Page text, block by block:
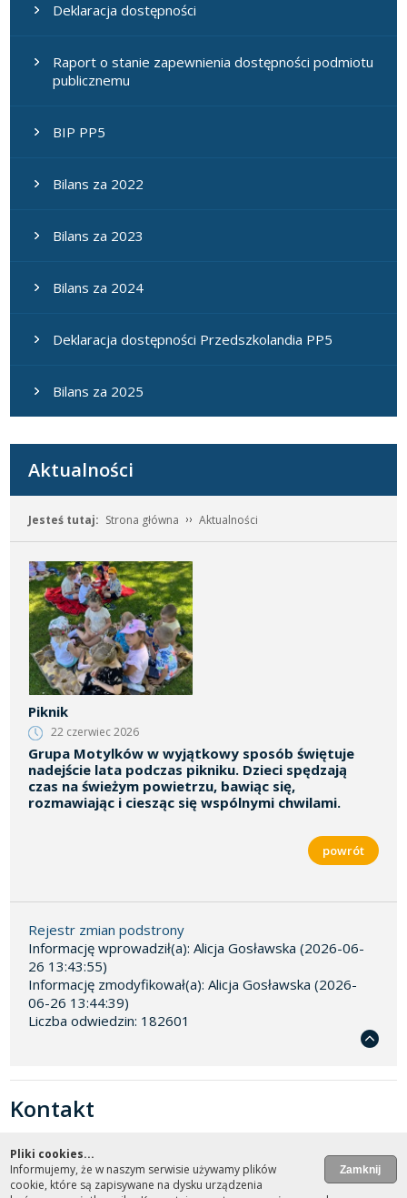
Deklaracja dostępności
Raport o stanie zapewnienia dostępności podmiotu
publicznemu
BIP PP5
Bilans za 2022
Bilans za 2023
Bilans za 2024
Deklaracja dostępności Przedszkolandia PP5
Bilans za 2025
Aktualności
Jesteś tutaj: Strona główna Aktualności
Piknik
22 czerwiec 2026
Grupa Motylków w wyjątkowy sposób świętuje
nadejście lata podczas pikniku. Dzieci spędzają
czas na świeżym powietrzu, bawiąc się,
rozmawiając i ciesząc się wspólnymi chwilami.
Rejestr zmian podstrony
Informację wprowadził(a): Alicja Gosławska (2026-06-
26 13:43:55)
Informację zmodyfikował(a): Alicja Gosławska (2026-
06-26 13:44:39)
Liczba odwiedzin: 182601
Kontakt
Przedszkole Publiczne nr 5
47-100 Strzelce Opolskie
ul. Strzelców Bytomskich 2 Dyrektor: mgr Beata Kaliciak
Pliki cookies...
Informujemy, że w naszym serwisie używamy plików
cookie, które są zapisywane na dysku urządzenia